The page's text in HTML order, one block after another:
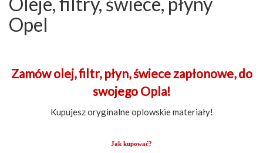
Opel
Zamów olej, filtr, płyn, świece zapłonowe, do
swojego Opla!
Kupujesz oryginalne oplowskie materiały!
Jak kupować?